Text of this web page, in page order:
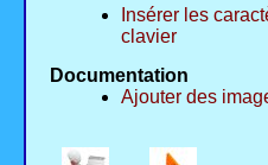
Insérer les
clavier
Documentation
Ajouter des